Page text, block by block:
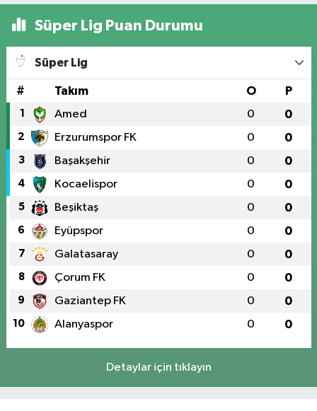
Süper Lig Puan Durumu
Süper Lig
# Takım O P
1 Amed 0 0
2 Erzurumspor FK 0 0
3 Başakşehir 0 0
4 Kocaelispor 0 0
5 Beşiktaş 0 0
6 Eyüpspor 0 0
7 Galatasaray 0 0
8 Çorum FK 0 0
9 Gaziantep FK 0 0
10 Alanyaspor 0 0
Detaylar için tıklayın